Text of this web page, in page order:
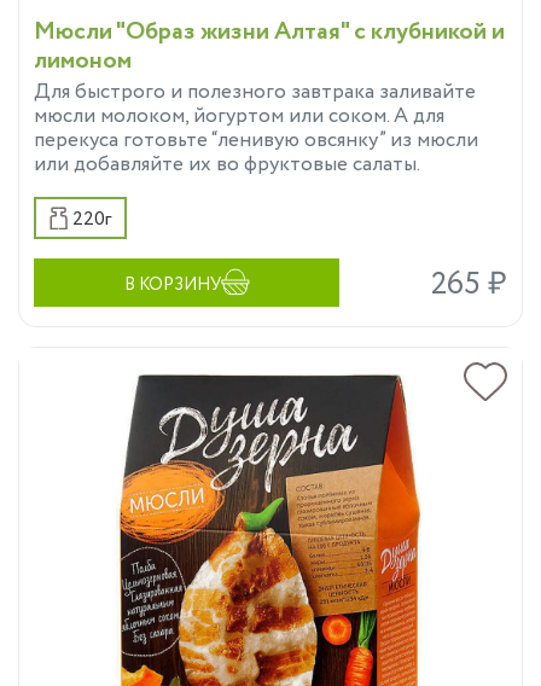
Мюсли "Образ жизни Алтая" с клубникой и
лимоном
Для быстрого и полезного завтрака заливайте
мюсли молоком, йогуртом или соком. А для
перекуса готовьте “ленивую овсянку” из мюсли
или добавляйте их во фруктовые салаты.
220г
В КОРЗИНУ 265 ₽